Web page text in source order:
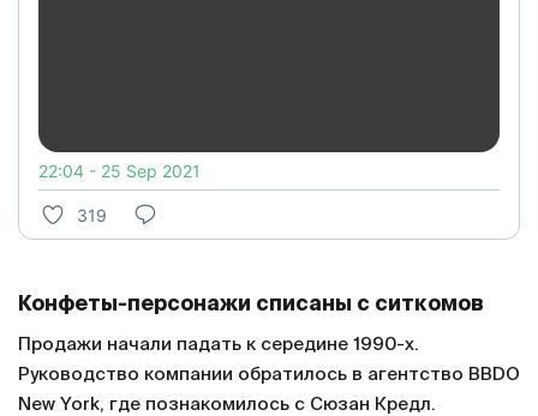
22:04 - 25 Sep 2021
319
Конфеты-персонажи списаны с ситкомов
Продажи начали падать к середине 1990-х.
Руководство компании обратилось в агентство BBDO
New York, где познакомилось с Сюзан Кредл.